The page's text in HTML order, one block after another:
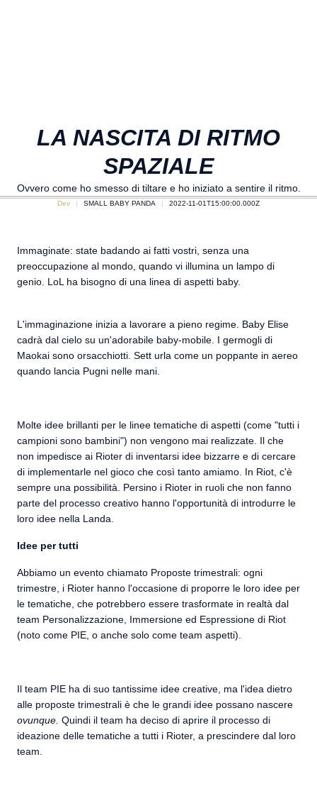
LA NASCITA DI RITMO
SPAZIALE
Ovvero come ho smesso di tiltare e ho iniziato a sentire il ritmo.
Dev SMALL BABY PANDA 2022-11-01T15:00:00.000Z
Immaginate: state badando ai fatti vostri, senza una
preoccupazione al mondo, quando vi illumina un lampo di
genio. LoL ha bisogno di una linea di aspetti baby.
L'immaginazione inizia a lavorare a pieno regime. Baby Elise
cadrà dal cielo su un'adorabile baby-mobile. I germogli di
Maokai sono orsacchiotti. Sett urla come un poppante in aereo
quando lancia Pugni nelle mani.
Molte idee brillanti per le linee tematiche di aspetti (come "tutti i
campioni sono bambini") non vengono mai realizzate. Il che
non impedisce ai Rioter di inventarsi idee bizzarre e di cercare
di implementarle nel gioco che così tanto amiamo. In Riot, c'è
sempre una possibilità. Persino i Rioter in ruoli che non fanno
parte del processo creativo hanno l'opportunità di introdurre le
loro idee nella Landa.
Idee per tutti
Abbiamo un evento chiamato Proposte trimestrali: ogni
trimestre, i Rioter hanno l'occasione di proporre le loro idee per
le tematiche, che potrebbero essere trasformate in realtà dal
team Personalizzazione, Immersione ed Espressione di Riot
(noto come PIE, o anche solo come team aspetti).
Il team PIE ha di suo tantissime idee creative, ma l'idea dietro
alle proposte trimestrali è che le grandi idee possano nascere
ovunque. Quindi il team ha deciso di aprire il processo di
ideazione delle tematiche a tutti i Rioter, a prescindere dal loro
team.